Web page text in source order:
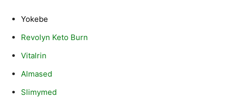
Yokebe
Revolyn Keto Burn
Vitalrin
Almased
Slimymed